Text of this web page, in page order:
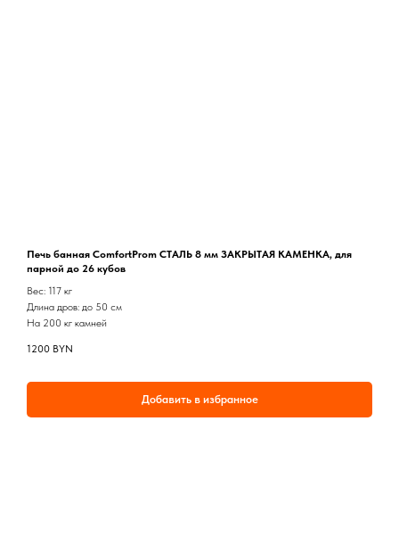
Печь банная ComfortProm СТАЛЬ 8 мм ЗАКРЫТАЯ КАМЕНКА, для
парной до 26 кубов
Вес: 117 кг
Длина дров: до 50 см
На 200 кг камней
1200 BYN
Добавить в избранное